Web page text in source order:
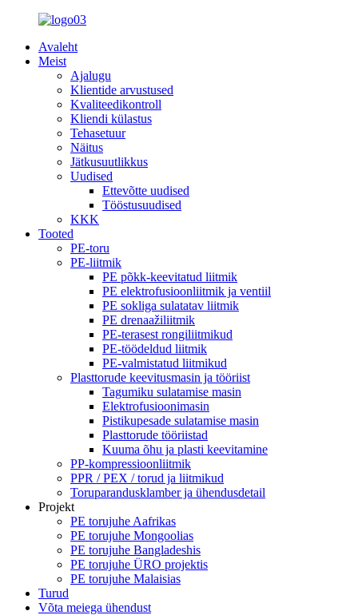
Avaleht
Meist
Ajalugu
Klientide arvustused
Kvaliteedikontroll
Kliendi külastus
Tehasetuur
Näitus
Jätkusuutlikkus
Uudised
Ettevõtte uudised
Tööstusuudised
KKK
Tooted
PE-toru
PE-liitmik
PE põkk-keevitatud liitmik
PE elektrofusioonliitmik ja ventiil
PE sokliga sulatatav liitmik
PE drenaažiliitmik
PE-terasest rongiliitmikud
PE-töödeldud liitmik
PE-valmistatud liitmikud
Plasttorude keevitusmasin ja tööriist
Tagumiku sulatamise masin
Elektrofusioonimasin
Pistikupesade sulatamise masin
Plasttorude tööriistad
Kuuma õhu ja plasti keevitamine
PP-kompressioonliitmik
PPR / PEX / torud ja liitmikud
Toruparandusklamber ja ühendusdetail
Projekt
PE torujuhe Aafrikas
PE torujuhe Mongoolias
PE torujuhe Bangladeshis
PE torujuhe ÜRO projektis
PE torujuhe Malaisias
Turud
Võta meiega ühendust